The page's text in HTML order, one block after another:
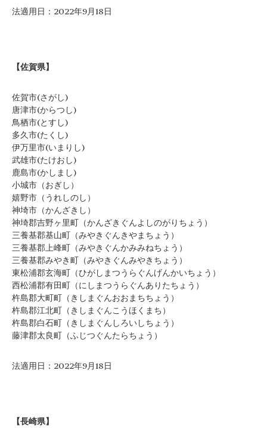
法適用日：2022年9月18日
【佐賀県】
佐賀市(さがし)
唐津市(からつし)
鳥栖市(とすし)
多久市(たくし)
伊万里市(いまりし)
武雄市(たけおし)
鹿島市(かしまし)
小城市（おぎし）
嬉野市（うれしのし）
神埼市（かんざきし）
神埼郡吉野ヶ里町（かんざきぐんよしのがりちょう）
三養基郡基山町（みやきぐんきやまちょう）
三養基郡上峰町（みやきぐんかみみねちょう）
三養基郡みやき町（みやきぐんみやきちょう）
東松浦郡玄海町（ひがしまつうらぐんげんかいちょう）
西松浦郡有田町（にしまつうらぐんありたちょう）
杵島郡大町町（きしまぐんおおまちちょう）
杵島郡江北町（きしまぐんこうほくまち）
杵島郡白石町（きしまぐんしろいしちょう）
藤津郡太良町（ふじつぐんたらちょう）
法適用日：2022年9月18日
【長崎県】